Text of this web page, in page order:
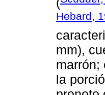
Hebard,
mm),
marrón;
la